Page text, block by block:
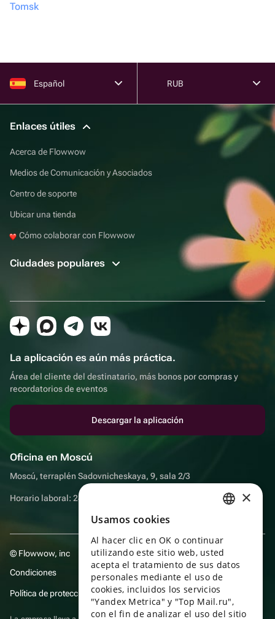
Tomsk
Español RUB
Enlaces útiles
Acerca de Flowwow
Medios de Comunicación y Asociados
Centro de soporte
Ubicar una tienda
Cómo colaborar con Flowwow
Ciudades populares
La aplicación es aún más práctica.
Área del cliente del destinatario, más bonos por compras y
recordatorios de eventos
Descargar la aplicación
Oficina en Moscú
Moscú, terraplén Sadovnicheskaya, 9, sala 2/3
Horario laboral: 24 horas
© Flowwow, inc
Condiciones
Política de protección y privacidad de datos
ENGLISH
UKRAINIAN
PORTUGUESE
SPANISH
×
Usamos cookies
Al hacer clic en OK o continuar
utilizando este sitio web, usted
acepta el tratamiento de sus datos
personales mediante el uso de
cookies, incluidos los servicios
"Yandex Metrica" y "Top Mail.ru",
con el fin de analizar el uso del sitio